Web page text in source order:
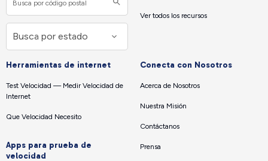
Ver todos los recursos
Herramientas de internet
Test Velocidad — Medir Velocidad de
Internet
Que Velocidad Necesito
Apps para prueba de
velocidad
Conecta con Nosotros
Acerca de Nosotros
Nuestra Misión
Contáctanos
Prensa